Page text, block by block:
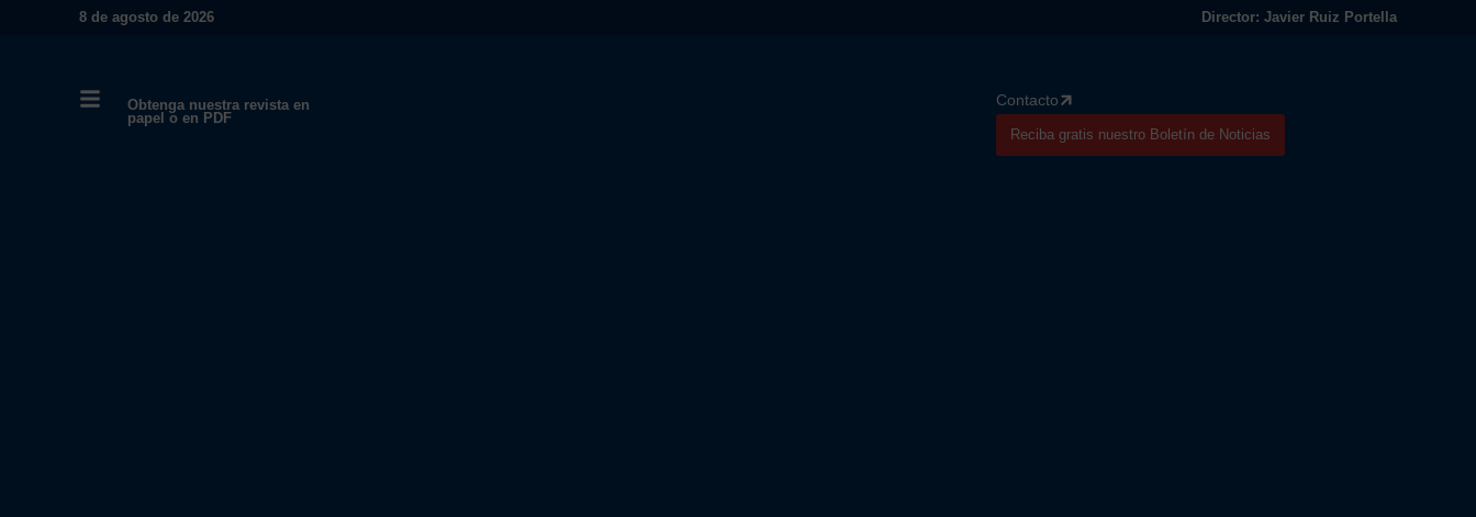
8 de agosto de 2026 Director: Javier Ruiz Portella
Obtenga nuestra revista en
papel o en PDF
Contacto
Reciba gratis nuestro Boletín de Noticias